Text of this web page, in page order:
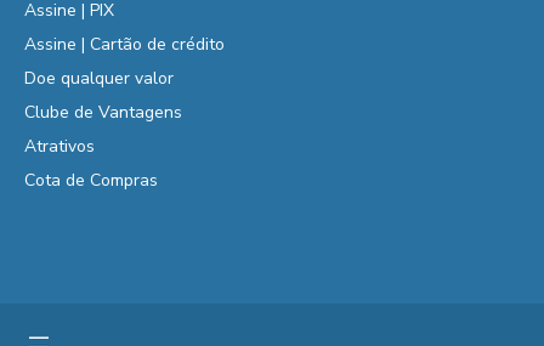
Assine | PIX
Assine | Cartão de crédito
Doe qualquer valor
Clube de Vantagens
Atrativos
Cota de Compras